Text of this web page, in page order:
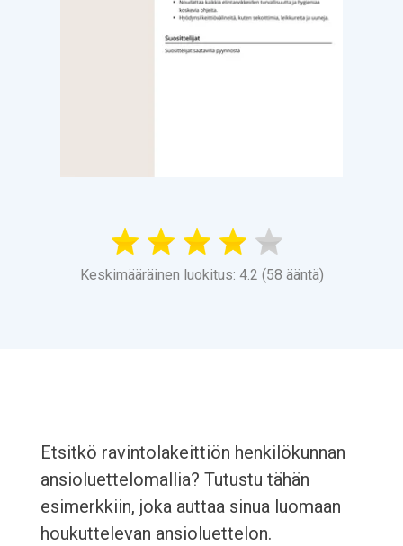
Keskimääräinen luokitus: 4.2 (58 ääntä)
Etsitkö ravintolakeittiön henkilökunnan
ansioluettelomallia? Tutustu tähän
esimerkkiin, joka auttaa sinua luomaan
houkuttelevan ansioluettelon.